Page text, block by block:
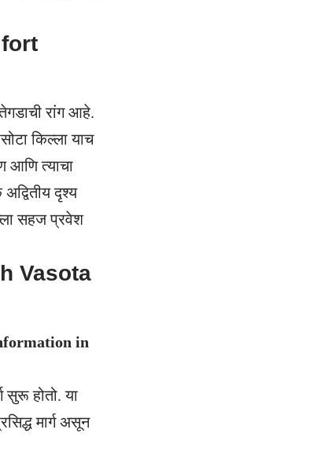
fort
रांग आहे.
किल्ला याच
आणि त्याचा
दृश्य
सहज प्रवेश
Vasota
information in
सुरू होतो. या
मार्ग असून